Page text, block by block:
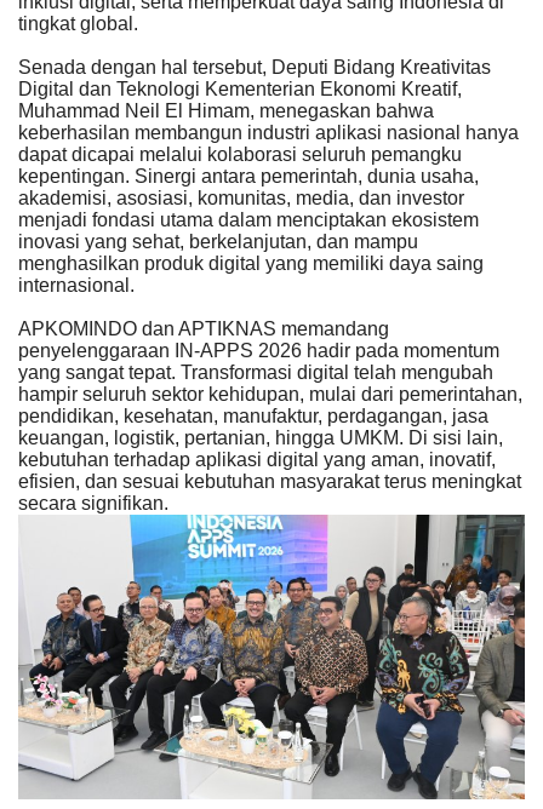
tingkat global.
Senada dengan hal tersebut, Deputi Bidang Kreativitas
Digital dan Teknologi Kementerian Ekonomi Kreatif,
Muhammad Neil El Himam, menegaskan bahwa
keberhasilan membangun industri aplikasi nasional hanya
dapat dicapai melalui kolaborasi seluruh pemangku
kepentingan. Sinergi antara pemerintah, dunia usaha,
akademisi, asosiasi, komunitas, media, dan investor
menjadi fondasi utama dalam menciptakan ekosistem
inovasi yang sehat, berkelanjutan, dan mampu
menghasilkan produk digital yang memiliki daya saing
internasional.
APKOMINDO dan APTIKNAS memandang
penyelenggaraan IN-APPS 2026 hadir pada momentum
yang sangat tepat. Transformasi digital telah mengubah
hampir seluruh sektor kehidupan, mulai dari pemerintahan,
pendidikan, kesehatan, manufaktur, perdagangan, jasa
keuangan, logistik, pertanian, hingga UMKM. Di sisi lain,
kebutuhan terhadap aplikasi digital yang aman, inovatif,
efisien, dan sesuai kebutuhan masyarakat terus meningkat
secara signifikan.